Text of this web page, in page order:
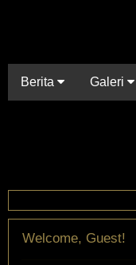
Berita Galeri
Welcome, Guest!